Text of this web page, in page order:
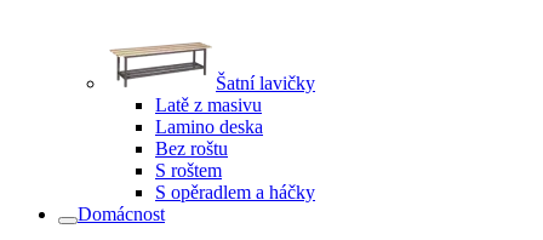
Šatní lavičky
Latě z masivu
Lamino deska
Bez roštu
S roštem
S opěradlem a háčky
Domácnost